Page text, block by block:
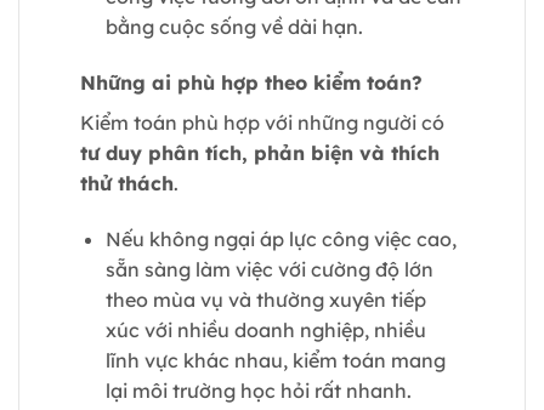
bằng cuộc sống về dài hạn.
Những ai phù hợp theo kiểm toán?
Kiểm toán phù hợp với những người có
tư duy phân tích, phản biện và thích
thử thách.
Nếu không ngại áp lực công việc cao,
sẵn sàng làm việc với cường độ lớn
theo mùa vụ và thường xuyên tiếp
xúc với nhiều doanh nghiệp, nhiều
lĩnh vực khác nhau, kiểm toán mang
lại môi trường học hỏi rất nhanh.